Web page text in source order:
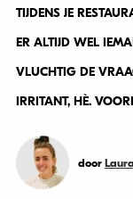
TIJDENS JE
ER ALTIJD WEL
VLUCHTIG DE
IRRITANT, HÈ.
door